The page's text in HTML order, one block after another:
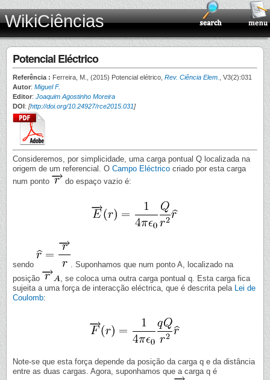
WikiCiências
Potencial Eléctrico
Referência : Ferreira, M., (2015) Potencial elétrico, Rev. Ciência Elem.
, V3(2):031
Autor: Miguel F.
Editor: Joaquim Agostinho Moreira
DOI: [http://doi.org/10.24927/rce2015.031]
Consideremos, por simplicidade, uma carga pontual Q localizada na
origem de um referencial. O Campo Eléctrico criado por esta carga
num ponto
do espaço vazio é:
sendo
. Suponhamos que num ponto A, localizado na
posição
, se coloca uma outra carga pontual q. Esta carga fica
sujeita a uma força de interacção eléctrica, que é descrita pela Lei de
Coulomb:
Note-se que esta força depende da posição da carga q e da distância
entre as duas cargas. Agora, suponhamos que a carga q é